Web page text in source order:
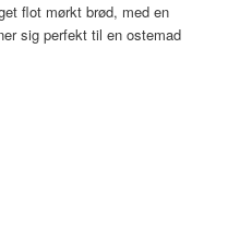
flot mørkt brød, med en
sig perfekt til en ostemad